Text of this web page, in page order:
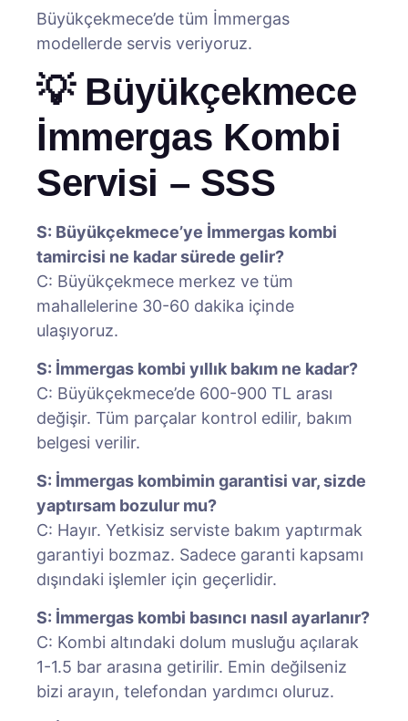
Büyükçekmece’de tüm İmmergas
modellerde servis veriyoruz.
💡 Büyükçekmece
İmmergas Kombi
Servisi – SSS
S: Büyükçekmece’ye İmmergas kombi
tamircisi ne kadar sürede gelir?
C: Büyükçekmece merkez ve tüm
mahallelerine 30-60 dakika içinde
ulaşıyoruz.
S: İmmergas kombi yıllık bakım ne kadar?
C: Büyükçekmece’de 600-900 TL arası
değişir. Tüm parçalar kontrol edilir, bakım
belgesi verilir.
S: İmmergas kombimin garantisi var, sizde
yaptırsam bozulur mu?
C: Hayır. Yetkisiz serviste bakım yaptırmak
garantiyi bozmaz. Sadece garanti kapsamı
dışındaki işlemler için geçerlidir.
S: İmmergas kombi basıncı nasıl ayarlanır?
C: Kombi altındaki dolum musluğu açılarak
1-1.5 bar arasına getirilir. Emin değilseniz
bizi arayın, telefondan yardımcı oluruz.